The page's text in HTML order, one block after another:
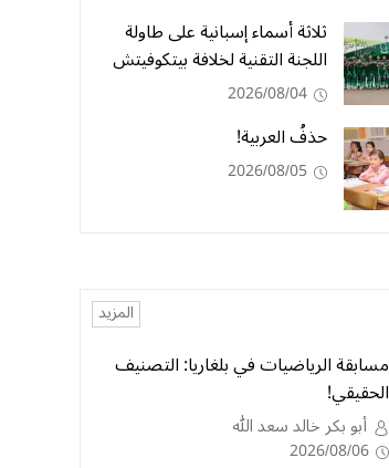
ثلاثة أسماء إسبانية على طاولة
اللجنة التقنية لخلافة بيتكوفيتش
2026/08/04
حذفُ العربية!
2026/08/05
المزيد
مسابقة الرياضيات في بلغاريا: التصنيف
الحقيقي!
أبو بكر خالد سعد الله
2026/08/06